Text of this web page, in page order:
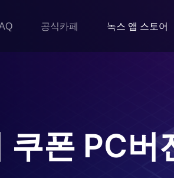
공식카페 녹스 앱 스토어
쿠폰 PC버